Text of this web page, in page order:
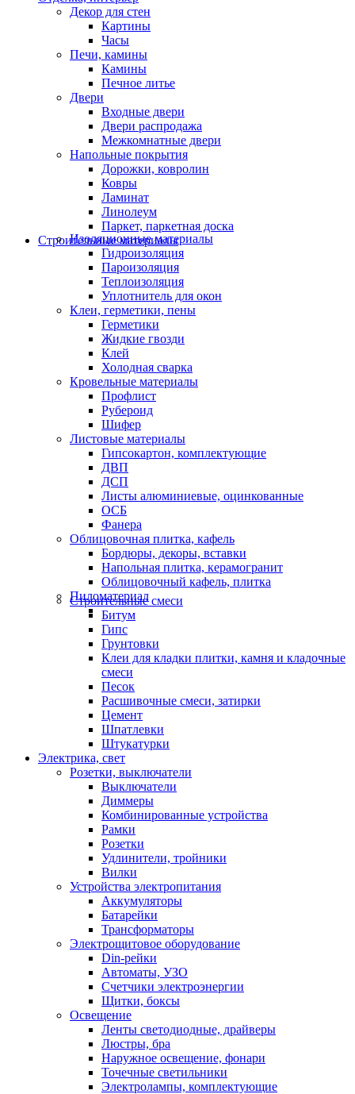
Декор для стен
Картины
Часы
Печи, камины
Камины
Печное литье
Двери
Входные двери
Двери распродажа
Межкомнатные двери
Напольные покрытия
Дорожки, ковролин
Ковры
Ламинат
Линолеум
Паркет, паркетная доска
Строительные материалы
Изоляционные материалы
Гидроизоляция
Пароизоляция
Теплоизоляция
Уплотнитель для окон
Клеи, герметики, пены
Герметики
Жидкие гвозди
Клей
Холодная сварка
Кровельные материалы
Профлист
Рубероид
Шифер
Листовые материалы
Гипсокартон, комплектующие
ДВП
ДСП
Листы алюминиевые, оцинкованные
ОСБ
Фанера
Облицовочная плитка, кафель
Бордюры, декоры, вставки
Напольная плитка, керамогранит
Облицовочный кафель, плитка
Пиломатериал
Строительные смеси
Битум
Гипс
Грунтовки
Клеи для кладки плитки, камня и кладочные
смеси
Песок
Расшивочные смеси, затирки
Цемент
Шпатлевки
Штукатурки
Электрика, свет
Розетки, выключатели
Выключатели
Диммеры
Комбинированные устройства
Рамки
Розетки
Удлинители, тройники
Вилки
Устройства электропитания
Аккумуляторы
Батарейки
Трансформаторы
Электрощитовое оборудование
Din-рейки
Автоматы, УЗО
Счетчики электроэнергии
Щитки, боксы
Освещение
Ленты светодиодные, драйверы
Люстры, бра
Наружное освещение, фонари
Точечные светильники
Электролампы, комплектующие